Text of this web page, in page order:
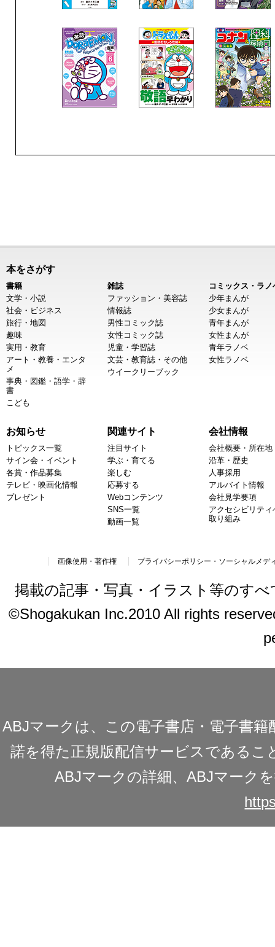
本をさがす
書籍
文学・小説
社会・ビジネス
旅行・地図
趣味
実用・教育
アート・教養・エンタ
メ
事典・図鑑・語学・辞
書
こども
雑誌
ファッション・美容誌
情報誌
男性コミック誌
女性コミック誌
児童・学習誌
文芸・教育誌・その他
ウイークリーブック
コミックス・ラノ
少年まんが
少女まんが
青年まんが
女性まんが
青年ラノベ
女性ラノベ
お知らせ
トピックス一覧
サイン会・イベント
各賞・作品募集
テレビ・映画化情報
プレゼント
関連サイト
注目サイト
学ぶ・育てる
楽しむ
応募する
Webコンテンツ
SNS一覧
動画一覧
会社情報
会社概要・所在地
沿革・歴史
人事採用
アルバイト情報
会社見学要項
アクセシビリティ
取り組み
画像使用・著作権 プライバシーポリシー・ソーシャルメデ
掲載の記事・写真・イラスト等のす
©Shogakukan Inc.2010 All rights
ABJマークは、この電子書店・電子書
諾を得た正規版配信サービスであるこ
ABJマークの詳細、ABJマーク